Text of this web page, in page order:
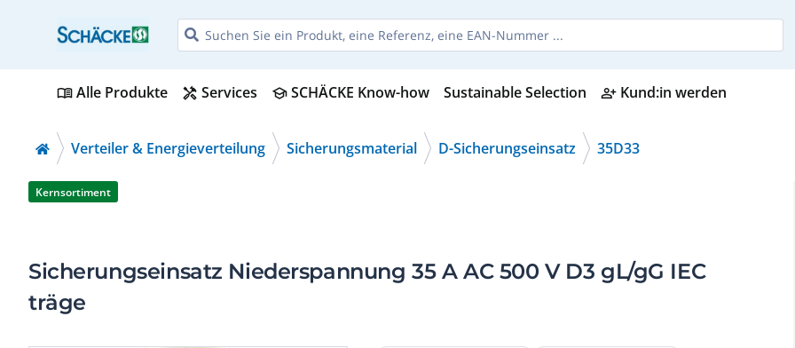
menu_bookAlle Produkte handyman Services schoolSCHÄCKE Know-how Sustainable Selection person_add_alt Kund:in werden
Verteiler & Energieverteilung Sicherungsmaterial D-Sicherungseinsatz 35D33
Kernsortiment
Sicherungseinsatz Niederspannung 35 A AC 500 V D3 gL/gG IEC
träge